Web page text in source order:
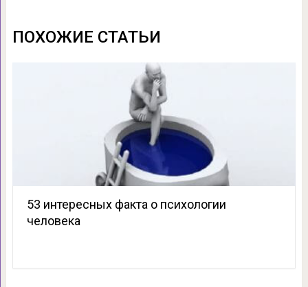
ПОХОЖИЕ СТАТЬИ
53 интересных факта о психологии
человека